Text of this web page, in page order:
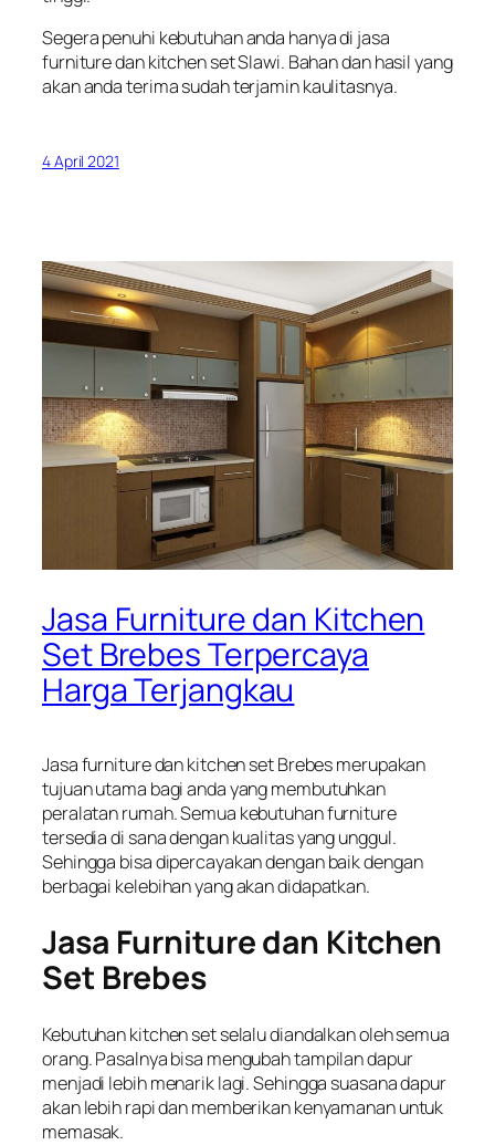
Segera penuhi kebutuhan anda hanya di jasa
furniture dan kitchen set Slawi. Bahan dan hasil yang
akan anda terima sudah terjamin kaulitasnya.
4 April 2021
Jasa Furniture dan Kitchen
Set Brebes Terpercaya
Harga Terjangkau
Jasa furniture dan kitchen set Brebes merupakan
tujuan utama bagi anda yang membutuhkan
peralatan rumah. Semua kebutuhan furniture
tersedia di sana dengan kualitas yang unggul.
Sehingga bisa dipercayakan dengan baik dengan
berbagai kelebihan yang akan didapatkan.
Jasa Furniture dan Kitchen
Set Brebes
Kebutuhan kitchen set selalu diandalkan oleh semua
orang. Pasalnya bisa mengubah tampilan dapur
menjadi lebih menarik lagi. Sehingga suasana dapur
akan lebih rapi dan memberikan kenyamanan untuk
memasak.